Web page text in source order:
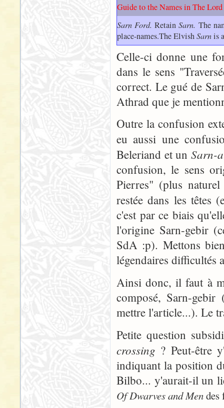
Guide to the Names in The
Sarn Ford. RetainSarn. The
place-names.The ElvishSarnis
Celle-ci donne une
dans le sens
correct. Le gué de
Athrad que je
Outre la confusion
eu aussi une
Beleriand et un Sarn-
confusion, le sens
Pierres" (plus
restée dans les têtes
c'est par ce biais
l'origine Sarn-gebir
SdA :p). Mettons
légendaires difficultés
Ainsi donc, il faut à
composé, Sarn-
mettre l'article...). Le
Petite question
crossing ? Peut-être
indiquant la position
Bilbo... y'aurait-il un
Of Dwarves and Mendes